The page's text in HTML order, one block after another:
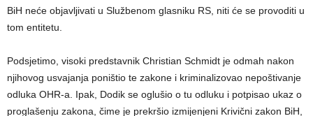
BiH neće objavljivati u Službenom glasniku RS, niti će se provoditi u
tom entitetu.
Podsjetimo, visoki predstavnik Christian Schmidt je odmah nakon
njihovog usvajanja poništio te zakone i kriminalizovao nepoštivanje
odluka OHR-a. Ipak, Dodik se oglušio o tu odluku i potpisao ukaz o
proglašenju zakona, čime je prekršio izmijenjeni Krivični zakon BiH,